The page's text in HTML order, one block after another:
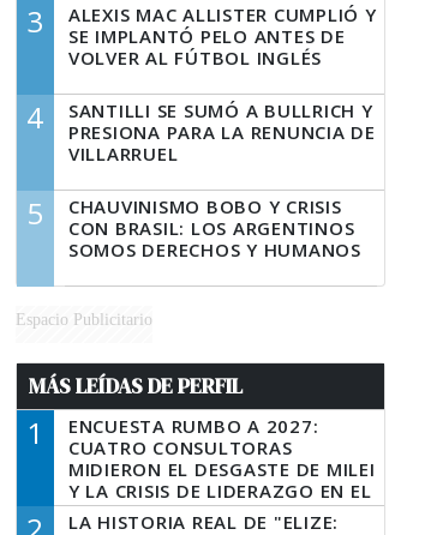
3
ALEXIS MAC ALLISTER CUMPLIÓ Y
SE IMPLANTÓ PELO ANTES DE
VOLVER AL FÚTBOL INGLÉS
4
SANTILLI SE SUMÓ A BULLRICH Y
PRESIONA PARA LA RENUNCIA DE
VILLARRUEL
5
CHAUVINISMO BOBO Y CRISIS
CON BRASIL: LOS ARGENTINOS
SOMOS DERECHOS Y HUMANOS
Espacio Publicitario
MÁS LEÍDAS DE PERFIL
1
ENCUESTA RUMBO A 2027:
CUATRO CONSULTORAS
MIDIERON EL DESGASTE DE MILEI
Y LA CRISIS DE LIDERAZGO EN EL
PERONISMO
LA HISTORIA REAL DE "ELIZE: